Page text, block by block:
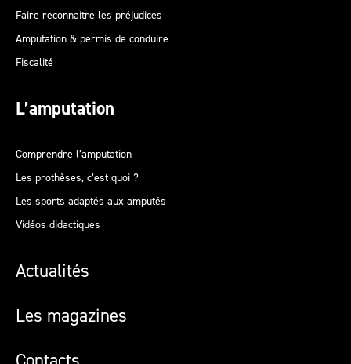
Faire reconnaitre les préjudices
Amputation & permis de conduire
Fiscalité
L’amputation
Comprendre l’amputation
Les prothèses, c’est quoi ?
Les sports adaptés aux amputés
Vidéos didactiques
Actualités
Les magazines